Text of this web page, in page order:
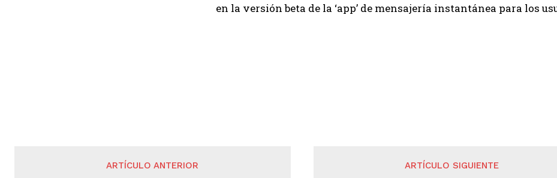
en la versión beta de la ‘app’ de mensajería instantánea para los
ARTÍCULO ANTERIOR ARTÍCULO SIGUIENTE